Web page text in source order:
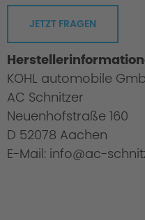
JETZT FRAGEN
KOHL automobile
AC Schnitzer
Neuenhofstraße 160
D 52078 Aachen
E-Mail: info@ac-